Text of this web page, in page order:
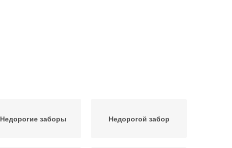
Недорогие заборы Недорогой забор